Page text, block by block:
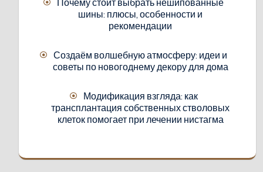
шины: плюсы, особенности и
рекомендации
Создаём волшебную атмосферу: идеи и
советы по новогоднему декору для дома
Модификация взгляда: как
трансплантация собственных стволовых
клеток помогает при лечении нистагма